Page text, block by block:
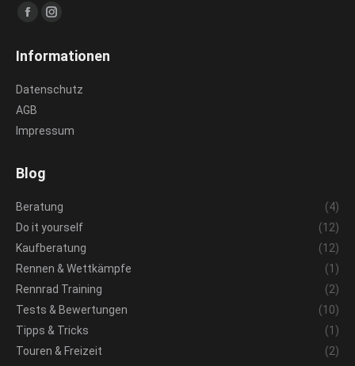
Finden Sie uns auf:
Facebook
opens
in
new
Instagram
opens
Informationen
Datenschutz
AGB
Impressum
Blog
Beratung
(4)
Do it yourself
(12)
Kaufberatung
(12)
Rennen & Wettkämpfe
(1)
Rennrad Training
(2)
Tests & Bewertungen
(10)
Tipps & Tricks
(1)
Touren & Freizeit
(2)